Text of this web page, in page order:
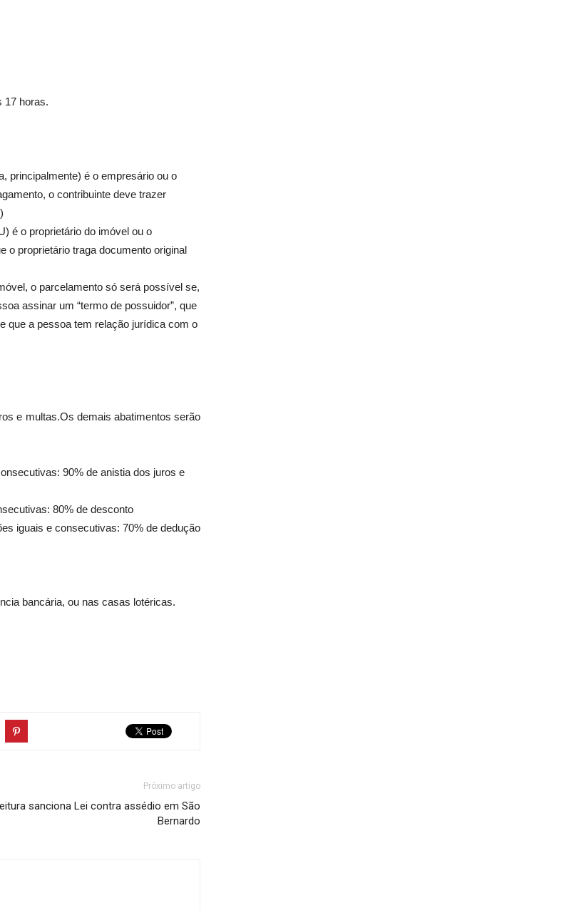
17 horas.
principalmente) é o empresário ou o
o contribuinte deve trazer
é o proprietário do imóvel ou o
o proprietário traga documento original
o parcelamento só será possível se,
assinar um “termo de possuidor”, que
que a pessoa tem relação jurídica com o
e multas.Os demais abatimentos serão
90% de anistia dos juros e
80% de desconto
iguais e consecutivas: 70% de dedução
bancária, ou nas casas lotéricas.
Próximo artigo
sanciona Lei contra assédio em São
Bernardo